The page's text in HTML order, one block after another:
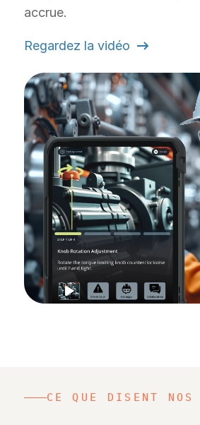
accrue.
Regardez la vidéo
CE QUE DISENT NOS